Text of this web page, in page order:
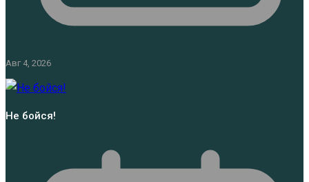
Авг 4, 2026
Не бойся!